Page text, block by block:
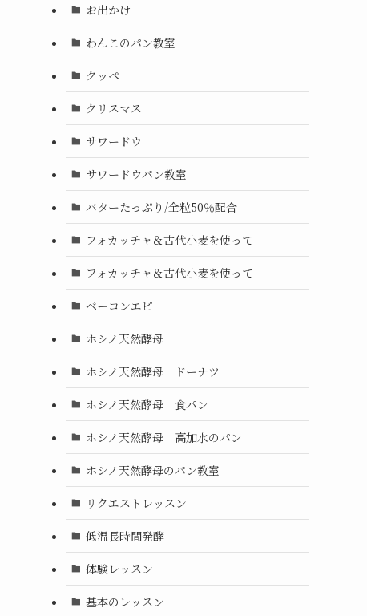
お出かけ
わんこのパン教室
クッペ
クリスマス
サワードウ
サワードウパン教室
バターたっぷり/全粒50％配合
フォカッチャ＆古代小麦を使って
フォカッチャ＆古代小麦を使って
ベーコンエピ
ホシノ天然酵母
ホシノ天然酵母 ドーナツ
ホシノ天然酵母 食パン
ホシノ天然酵母 高加水のパン
ホシノ天然酵母のパン教室
リクエストレッスン
低温長時間発酵
体験レッスン
基本のレッスン